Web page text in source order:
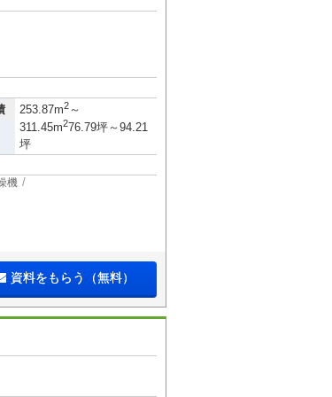
253.87m2～
311.45m276.79坪～94.21
坪
機
資料をもらう（無料）